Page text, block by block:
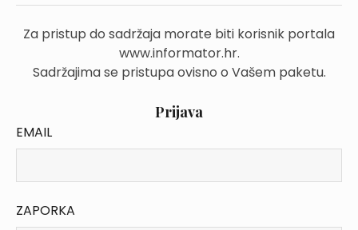
Za pristup do sadržaja morate biti korisnik portala
www.informator.hr.
Sadržajima se pristupa ovisno o Vašem paketu.
Prijava
EMAIL
ZAPORKA